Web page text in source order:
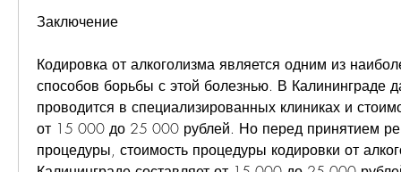
Заключение
Кодировка от алкоголизма является одним из
способов борьбы с этой болезнью. В Калининграде
проводится в специализированных клиниках и
от 15 000 до 25 000 рублей. Но перед принятием
процедуры, стоимость процедуры кодировки от